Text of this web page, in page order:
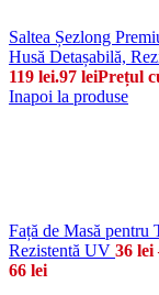
Saltea Șezlong
Husă Detașabilă,
119 lei.97 leiPrețul
Inapoi la produse
Față de Masă pentru
Rezistentă UV 36 lei
66 lei